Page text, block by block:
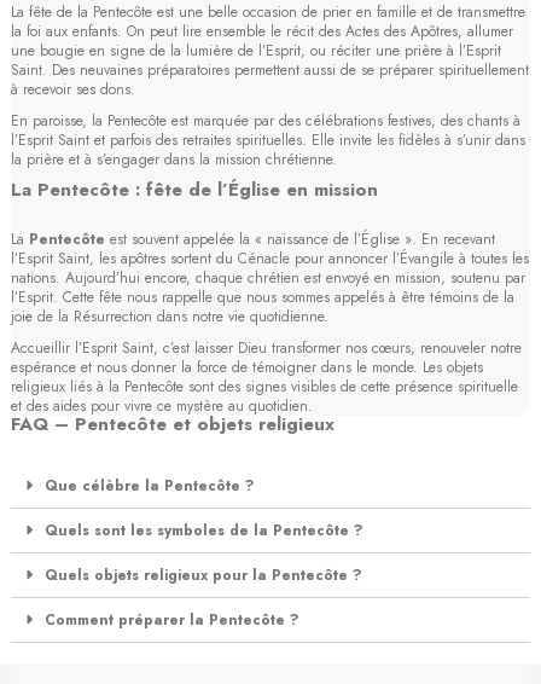
La fête de la Pentecôte est une belle occasion de prier en famille et de transmettre
la foi aux enfants. On peut lire ensemble le récit des Actes des Apôtres, allumer
une bougie en signe de la lumière de l’Esprit, ou réciter une prière à l’Esprit
Saint. Des neuvaines préparatoires permettent aussi de se préparer spirituellement
à recevoir ses dons.
En paroisse, la Pentecôte est marquée par des célébrations festives, des chants à
l’Esprit Saint et parfois des retraites spirituelles. Elle invite les fidèles à s’unir dans
la prière et à s’engager dans la mission chrétienne.
La Pentecôte : fête de l’Église en mission
La Pentecôte est souvent appelée la « naissance de l’Église ». En recevant
l’Esprit Saint, les apôtres sortent du Cénacle pour annoncer l’Évangile à toutes les
nations. Aujourd’hui encore, chaque chrétien est envoyé en mission, soutenu par
l’Esprit. Cette fête nous rappelle que nous sommes appelés à être témoins de la
joie de la Résurrection dans notre vie quotidienne.
Accueillir l’Esprit Saint, c’est laisser Dieu transformer nos cœurs, renouveler notre
espérance et nous donner la force de témoigner dans le monde. Les objets
religieux liés à la Pentecôte sont des signes visibles de cette présence spirituelle
et des aides pour vivre ce mystère au quotidien.
FAQ – Pentecôte et objets religieux
Que célèbre la Pentecôte ?
Quels sont les symboles de la Pentecôte ?
Quels objets religieux pour la Pentecôte ?
Comment préparer la Pentecôte ?